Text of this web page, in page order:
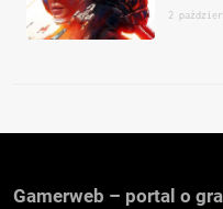
2
Gamerweb – portal o